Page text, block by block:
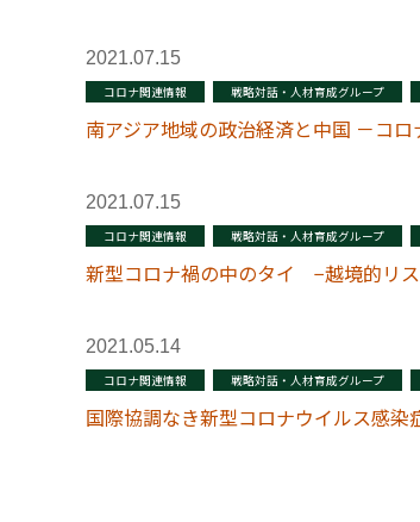
2021.07.15
コロナ関連情報 戦略対話・人材育成グループ
南アジア地域の政治経済と中国 －コ
2021.07.15
コロナ関連情報 戦略対話・人材育成グループ
新型コロナ禍の中のタイ −越境的リ
2021.05.14
コロナ関連情報 戦略対話・人材育成グループ
国際協調なき新型コロナウイルス感